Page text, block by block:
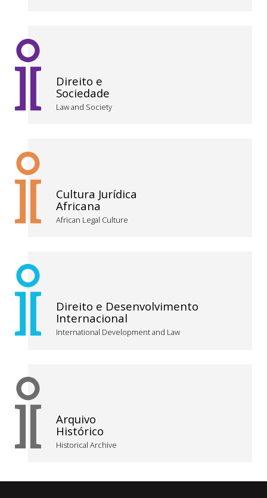
Direito e
Sociedade
Law and Society
Cultura Jurídica
Africana
African Legal Culture
Direito e Desenvolvimento
Internacional
International Development and Law
Arquivo
Histórico
Historical Archive